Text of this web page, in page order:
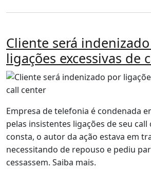
Cliente será
ligações excessivas de
Empresa de telefonia é condenada
pelas insistentes ligações de seu call
consta, o autor da ação estava em
necessitando de repouso e pediu
cessassem. Saiba mais.